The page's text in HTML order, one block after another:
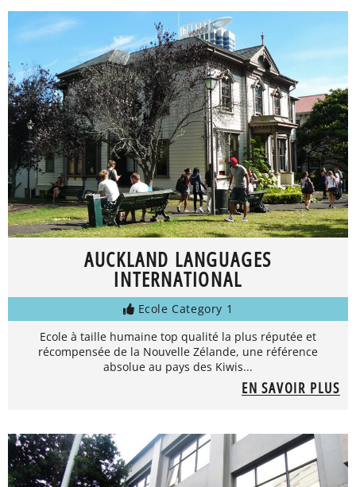
AUCKLAND LANGUAGES
INTERNATIONAL
Ecole Category 1
Ecole à taille humaine top qualité la plus réputée et
récompensée de la Nouvelle Zélande, une référence
absolue au pays des Kiwis...
EN SAVOIR PLUS